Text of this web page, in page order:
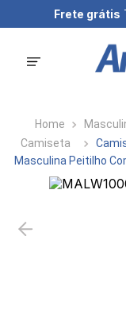
Frete grátis
Camiseta
Masculina Peitilho